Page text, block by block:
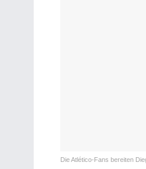
Die Atlético-Fans bereiten